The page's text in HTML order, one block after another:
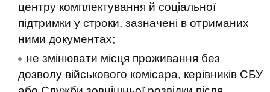
центру комплектування й соціальної
підтримки у строки, зазначені в отриманих
ними документах;
не змінювати місця проживання без
дозволу військового комісара, керівників СБУ